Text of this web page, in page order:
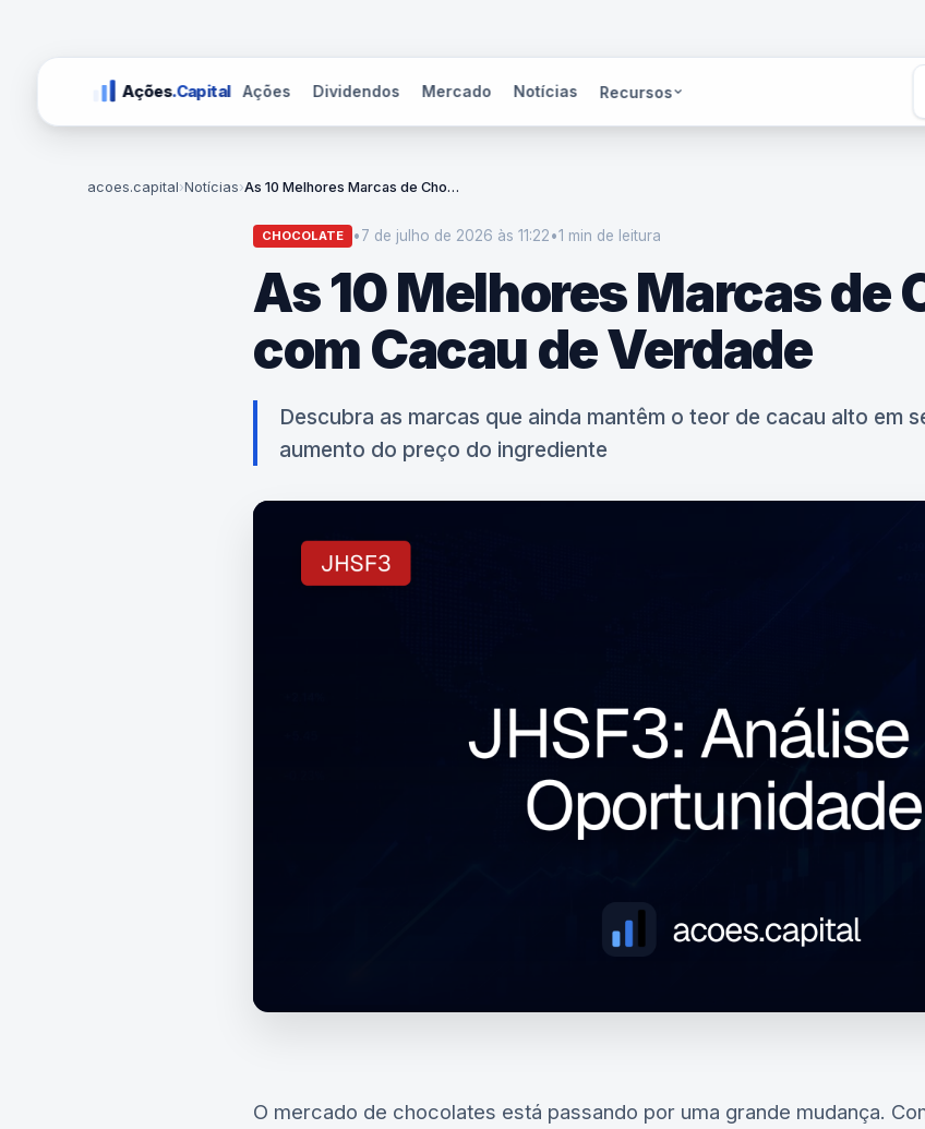
Ações.Capital Ações Dividendos Mercado Notícias Recursos
acoes.capital›Notícias› As 10 Melhores Marcas de Chocolate com Cacau de Verdade
CHOCOLATE •7 de julho de 2026 às 11:22•1 min de leitura
As 10 Melhores Marcas de
com Cacau de Verdade
Descubra as marcas que ainda mantêm o teor de cacau alto em
aumento do preço do ingrediente
O mercado de chocolates está passando por uma grande mudança.